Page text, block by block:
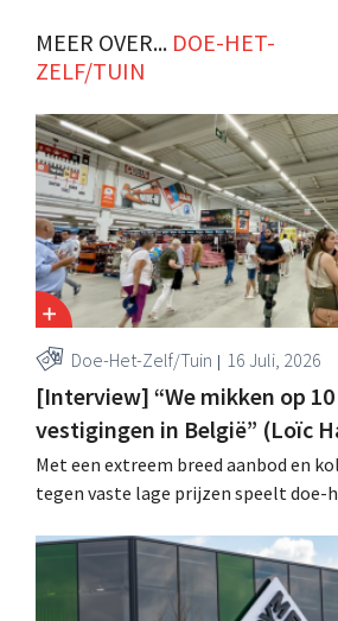
MEER OVER... DOE-HET-
ZELF/TUIN
Doe-Het-Zelf/Tuin 16 Juli, 2026
[Interview] “We mikken op 10
vestigingen in België” (Loïc
Met een extreem breed aanbod en
tegen vaste lage prijzen speelt
“We lossen drie belangrijke
klanten,” zegt topman Loïc Hardy.